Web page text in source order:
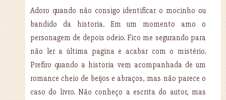
Adoro quando não consigo identificar o mocinho ou
bandido da historia. Em um momento amo o
personagem de depois odeio. Fico me segurando para
não ler a última pagina e acabar com o mistério.
Prefiro quando a historia vem acompanhada de um
romance cheio de beijos e abraços, mas não parece o
caso do livro. Não conheço a escrita do autor, mas